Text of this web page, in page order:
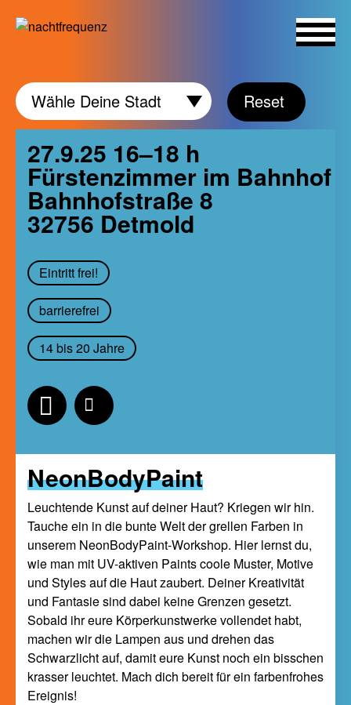
Skip
to
content
Wähle
Deine
Stadt
Wähle Deine Stadt Reset
27.9.25 16–18 h
Fürstenzimmer im Bahnhof
Bahnhofstraße 8
32756 Detmold
Eintritt frei!
barrierefrei
14 bis 20 Jahre
NeonBodyPaint
Leuchtende Kunst auf deiner Haut? Kriegen wir hin.
Tauche ein in die bunte Welt der grellen Farben in
unserem NeonBodyPaint-Workshop. Hier lernst du,
wie man mit UV-aktiven Paints coole Muster, Motive
und Styles auf die Haut zaubert. Deiner Kreativität
und Fantasie sind dabei keine Grenzen gesetzt.
Sobald ihr eure Körperkunstwerke vollendet habt,
machen wir die Lampen aus und drehen das
Schwarzlicht auf, damit eure Kunst noch ein bisschen
krasser leuchtet. Mach dich bereit für ein farbenfrohes
Ereignis!